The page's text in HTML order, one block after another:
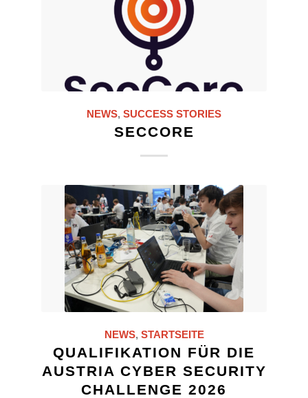
NEWS, SUCCESS STORIES
SECCORE
NEWS, STARTSEITE
QUALIFIKATION FÜR DIE
AUSTRIA CYBER SECURITY
CHALLENGE 2026